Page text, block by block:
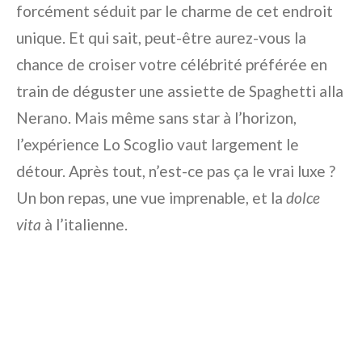
forcément séduit par le charme de cet endroit
unique. Et qui sait, peut-être aurez-vous la
chance de croiser votre célébrité préférée en
train de déguster une assiette de Spaghetti alla
Nerano. Mais même sans star à l’horizon,
l’expérience Lo Scoglio vaut largement le
détour. Après tout, n’est-ce pas ça le vrai luxe ?
Un bon repas, une vue imprenable, et la dolce
vita à l’italienne.